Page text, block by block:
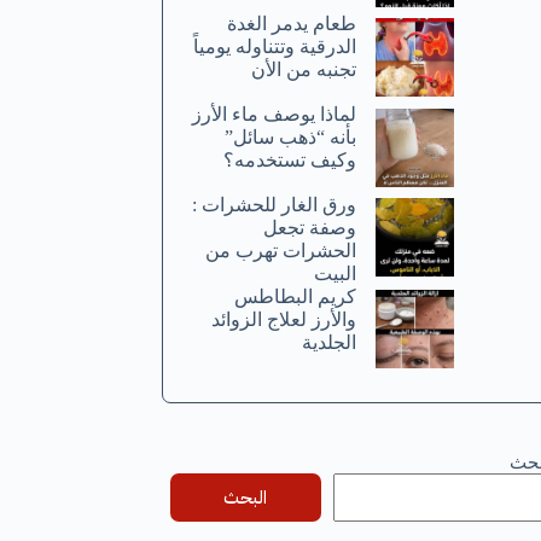
طعام يدمر الغدة
الدرقية وتتناوله يومياً
تجنبه من الأن
لماذا يوصف ماء الأرز
بأنه “ذهب سائل”
وكيف تستخدمه؟
ورق الغار للحشرات :
وصفة تجعل
الحشرات تهرب من
البيت
كريم البطاطس
والأرز لعلاج الزوائد
الجلدية
البحث